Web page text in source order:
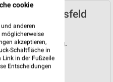
für Coesfeld
03.08.
Aug. bis 08. Aug.
erstellen
cookie
anderen
möglicherweise
akzeptieren,
Schaltfläche in
Link in der Fußzeile
Entscheidungen